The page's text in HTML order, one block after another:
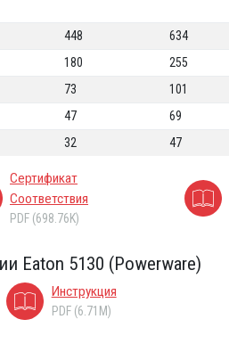
448 634
180 255
73 101
47 69
32 47
Сертификат
Соответствия
PDF (698.76K)
Eaton 5130 (Powerware)
Инструкция
PDF (6.71M)